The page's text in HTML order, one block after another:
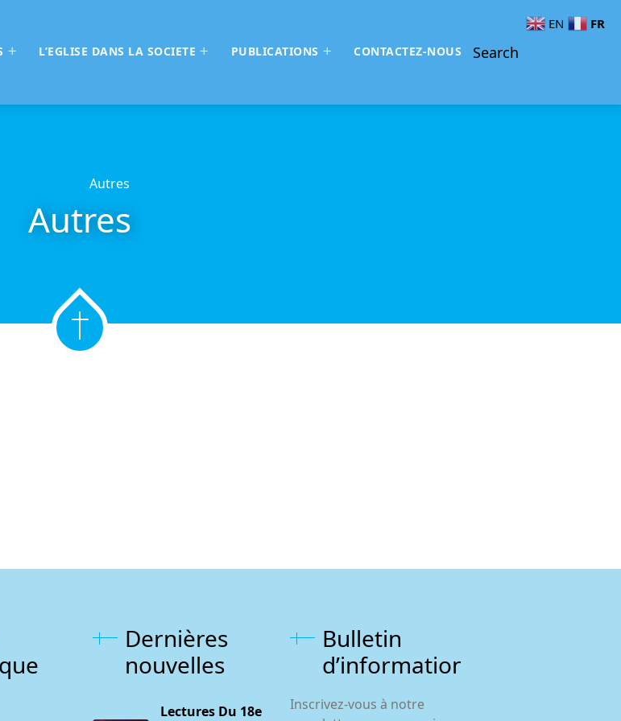
L’EGLISE DANS LA SOCIETE PUBLICATIONS CONTACTEZ-NOUS Search
Autres
Autres
Dernières
nouvelles
Lectures Du 18e
Bulletin
d’information
Inscrivez-vous à notre
EN FR